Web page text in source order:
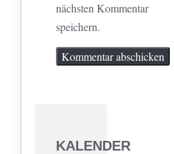
nächsten Kommentar
speichern.
KALENDER